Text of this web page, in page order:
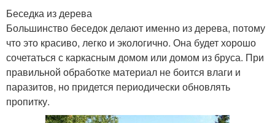
Беседка из дерева
Большинство беседок делают именно из дерева, потому
что это красиво, легко и экологично. Она будет хорошо
сочетаться с каркасным домом или домом из бруса. При
правильной обработке материал не боится влаги и
паразитов, но придется периодически обновлять
пропитку.